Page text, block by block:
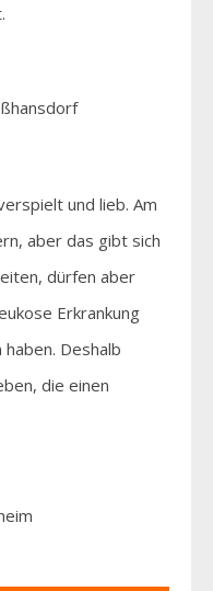
und lieb. Am
aber das gibt sich
dürfen aber
Erkrankung
Deshalb
die einen